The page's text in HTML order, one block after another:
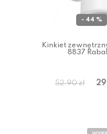
- 44 %
Kinkiet
8837
52.90 zł